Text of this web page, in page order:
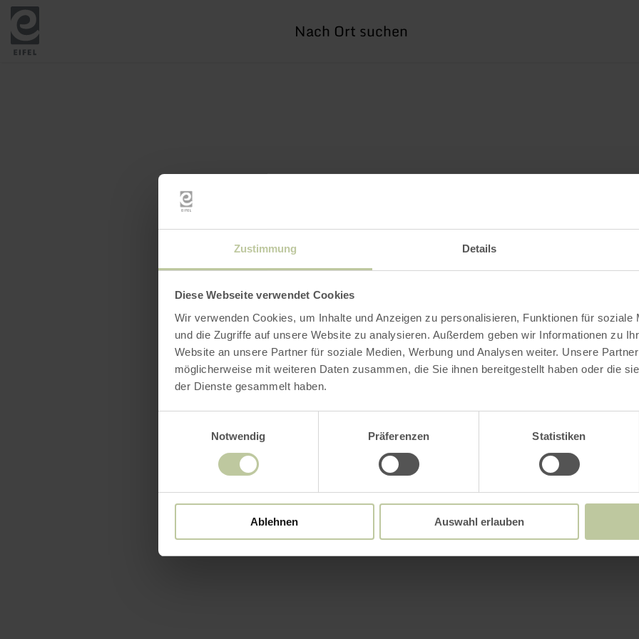
Zustimmung Details
Diese Webseite verwendet Cookies
Wir verwenden Cookies, um Inhalte und Anzeigen zu personalisieren, Funktionen für soziale
und die Zugriffe auf unsere Website zu analysieren. Außerdem geben wir Informationen zu
Website an unsere Partner für soziale Medien, Werbung und Analysen weiter. Unsere
möglicherweise mit weiteren Daten zusammen, die Sie ihnen bereitgestellt haben oder die
der Dienste gesammelt haben.
Notwendig
Präferenzen Statistiken
Ablehnen Auswahl erlauben
suche